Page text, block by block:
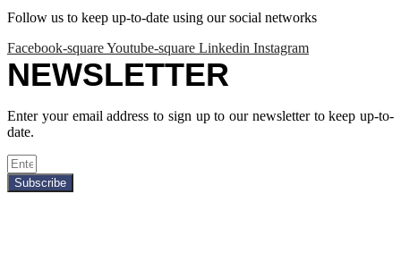
Follow us to keep up-to-date using our social networks
Facebook-squareYoutube-square Linkedin Instagram
NEWSLETTER
Enter your email address to sign up to our newsletter to keep up-to-
date.
Subscribe